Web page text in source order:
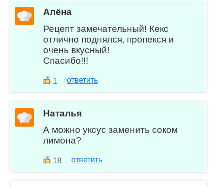
Алёна
Рецепт замечательный! Кекс
отлично поднялся, пропекся и
очень вкусный!
Спасибо!!!
1 ответить
Наталья
А можно уксус заменить соком
лимона?
18 ответить